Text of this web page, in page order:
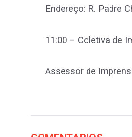
Endereço: R. Padre
11:00 – Coletiva de
Assessor de